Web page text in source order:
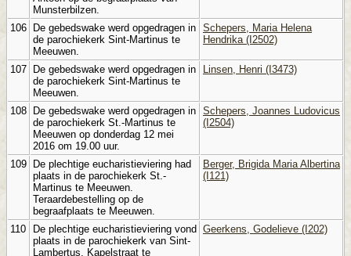
Munsterbilzen.
106
De gebedswake werd opgedragen in
de parochiekerk Sint-Martinus te
Meeuwen.
Schepers, Maria Helena
Hendrika (I2502)
107
De gebedswake werd opgedragen in
de parochiekerk Sint-Martinus te
Meeuwen.
Linsen, Henri (I3473)
108
De gebedswake werd opgedragen in
de parochiekerk St.-Martinus te
Meeuwen op donderdag 12 mei
2016 om 19.00 uur.
Schepers, Joannes Ludovicus
(I2504)
109
De plechtige eucharistieviering had
plaats in de parochiekerk St.-
Martinus te Meeuwen.
Teraardebestelling op de
begraafplaats te Meeuwen.
Berger, Brigida Maria Albertina
(I121)
110
De plechtige eucharistieviering vond
plaats in de parochiekerk van Sint-
Lambertus, Kapelstraat te
Geerkens, Godelieve (I202)